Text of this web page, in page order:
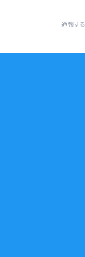
通報する